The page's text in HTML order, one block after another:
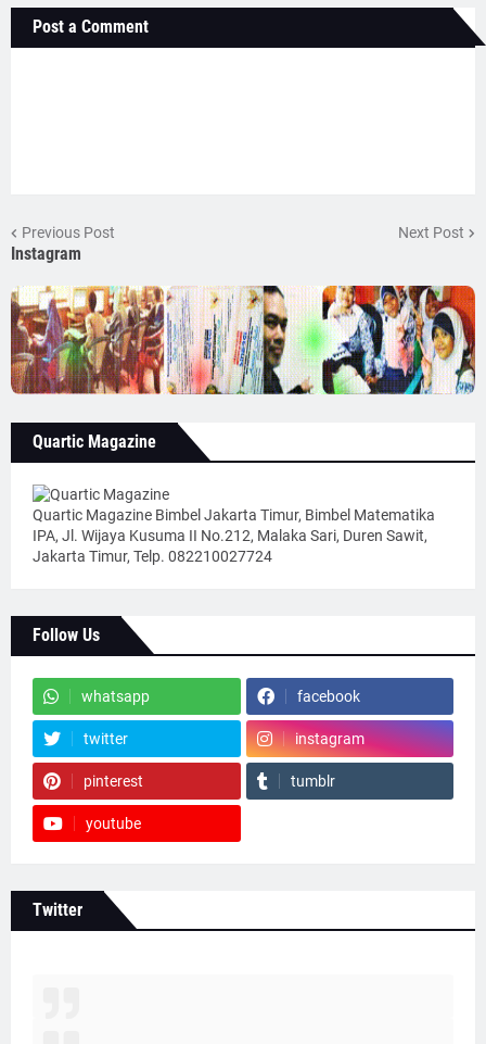
Post a Comment
Previous Post Next Post
Instagram
Quartic Magazine
Quartic Magazine Bimbel Jakarta Timur, Bimbel Matematika
IPA, Jl. Wijaya Kusuma II No.212, Malaka Sari, Duren Sawit,
Jakarta Timur, Telp. 082210027724
Follow Us
whatsapp facebook
twitter instagram
pinterest tumblr
youtube
Twitter